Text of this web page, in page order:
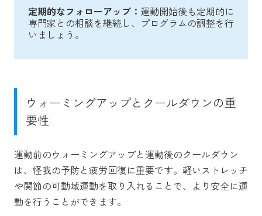
定期的なフォローアップ： 運動開始後も定期的に
専門家との相談を継続し、プログラムの調整を行
いましょう。
ウォーミングアップとクールダウンの重
要性
運動前のウォーミングアップと運動後のクールダウン
は、怪我の予防と疲労回復に重要です。軽いストレッチ
や関節の可動域運動を取り入れることで、より安全に運
動を行うことができます。